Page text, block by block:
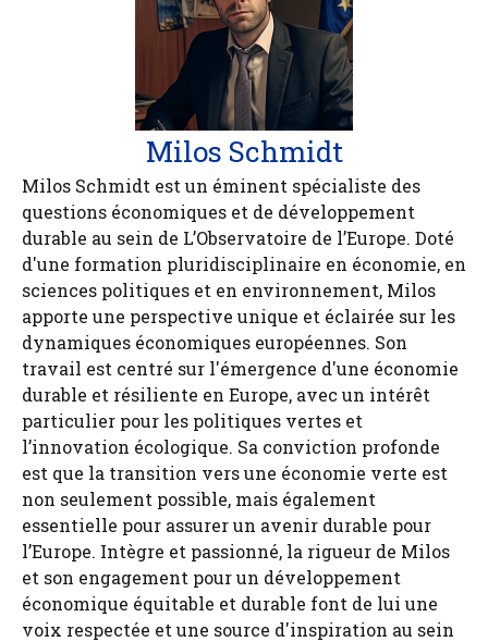
Milos Schmidt
Milos Schmidt est un éminent spécialiste des
questions économiques et de développement
durable au sein de L’Observatoire de l’Europe. Doté
d'une formation pluridisciplinaire en économie, en
sciences politiques et en environnement, Milos
apporte une perspective unique et éclairée sur les
dynamiques économiques européennes. Son
travail est centré sur l'émergence d'une économie
durable et résiliente en Europe, avec un intérêt
particulier pour les politiques vertes et
l’innovation écologique. Sa conviction profonde
est que la transition vers une économie verte est
non seulement possible, mais également
essentielle pour assurer un avenir durable pour
l’Europe. Intègre et passionné, la rigueur de Milos
et son engagement pour un développement
économique équitable et durable font de lui une
voix respectée et une source d'inspiration au sein